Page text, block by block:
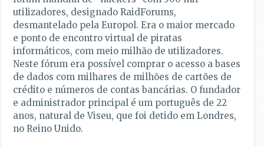
utilizadores, designado RaidForums,
desmantelado pela Europol. Era o maior mercado
e ponto de encontro virtual de piratas
informáticos, com meio milhão de utilizadores.
Neste fórum era possível comprar o acesso a bases
de dados com milhares de milhões de cartões de
crédito e números de contas bancárias. O fundador
e administrador principal é um português de 22
anos, natural de Viseu, que foi detido em Londres,
no Reino Unido.